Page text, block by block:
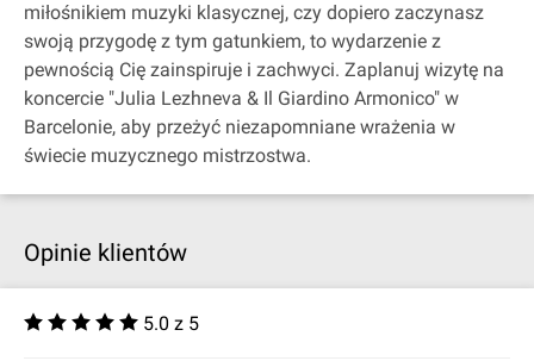
miłośnikiem muzyki klasycznej, czy dopiero zaczynasz
swoją przygodę z tym gatunkiem, to wydarzenie z
pewnością Cię zainspiruje i zachwyci. Zaplanuj wizytę na
koncercie "Julia Lezhneva & Il Giardino Armonico" w
Barcelonie, aby przeżyć niezapomniane wrażenia w
świecie muzycznego mistrzostwa.
Opinie klientów
5.0 z 5